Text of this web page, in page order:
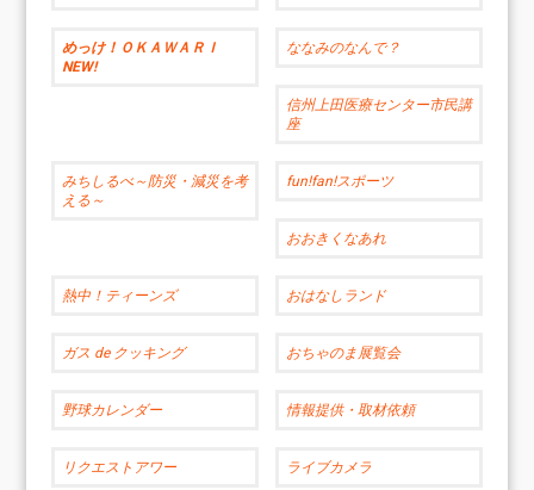
めっけ！ＯＫＡＷＡＲＩ
NEW!
ななみのなんで？
信州上田医療センター市民講
座
みちしるべ～防災・減災を考
える～
fun!fan!スポーツ
おおきくなあれ
熱中！ティーンズ おはなしランド
ガス de クッキング おちゃのま展覧会
野球カレンダー 情報提供・取材依頼
リクエストアワー ライブカメラ